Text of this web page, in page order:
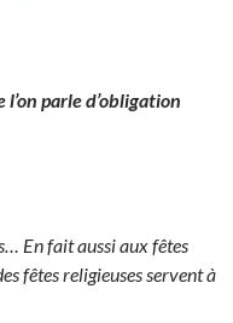
parle d’obligation
En fait aussi aux fêtes
fêtes religieuses servent à